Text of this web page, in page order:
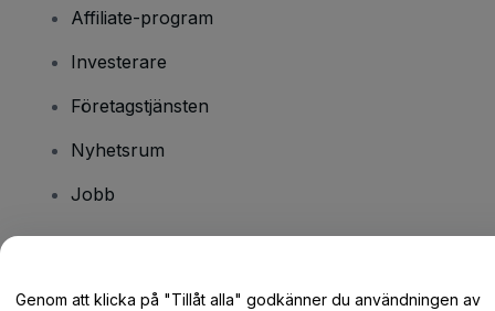
Affiliate-program
Investerare
Företagstjänsten
Nyhetsrum
Jobb
Genom att klicka på "Tillåt alla" godkänner du användningen av